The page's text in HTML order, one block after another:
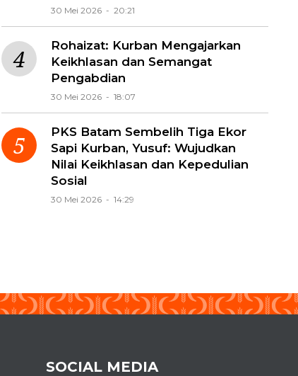
30 Mei 2026 - 20:21
Rohaizat: Kurban Mengajarkan
Keikhlasan dan Semangat
Pengabdian
30 Mei 2026 - 18:07
PKS Batam Sembelih Tiga Ekor
Sapi Kurban, Yusuf: Wujudkan
Nilai Keikhlasan dan Kepedulian
Sosial
30 Mei 2026 - 14:29
SOCIAL MEDIA